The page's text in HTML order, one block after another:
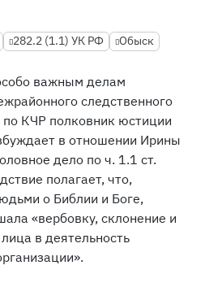
282.2 (1.1) УК РФ Обыск
важным делам
следственного
КЧР полковник юстиции
в отношении Ирины
дело по ч. 1.1 ст.
полагает, что,
о Библии и Боге,
«вербовку, склонение и
в деятельность